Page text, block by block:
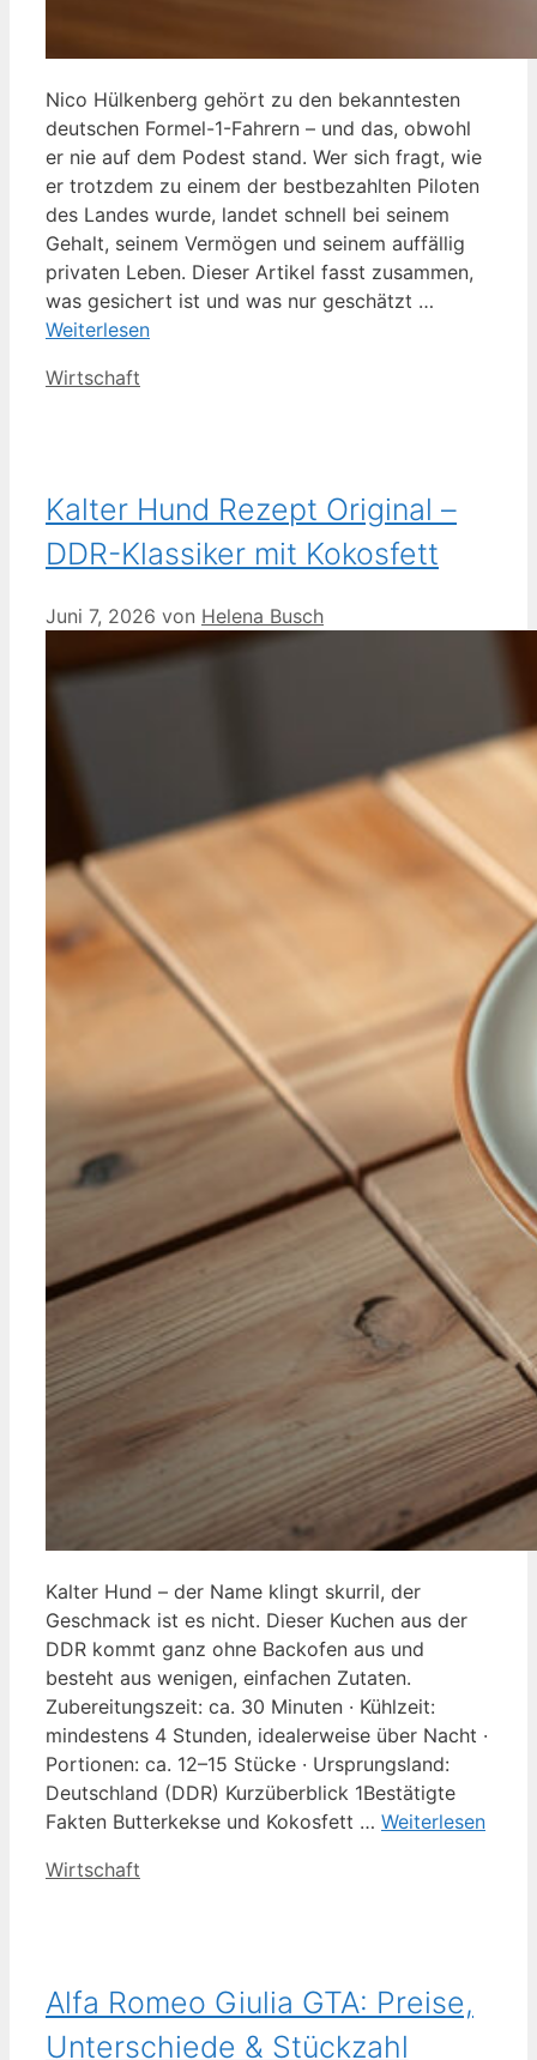
Nico Hülkenberg gehört zu den bekanntesten
deutschen Formel-1-Fahrern – und das, obwohl
er nie auf dem Podest stand. Wer sich fragt, wie
er trotzdem zu einem der bestbezahlten Piloten
des Landes wurde, landet schnell bei seinem
Gehalt, seinem Vermögen und seinem auffällig
privaten Leben. Dieser Artikel fasst zusammen,
was gesichert ist und was nur geschätzt …
Weiterlesen
Kategorien
Wirtschaft
Kalter Hund Rezept Original –
DDR-Klassiker mit Kokosfett
Juni 7, 2026 von Helena Busch
Kalter Hund – der Name klingt skurril, der
Geschmack ist es nicht. Dieser Kuchen aus der
DDR kommt ganz ohne Backofen aus und
besteht aus wenigen, einfachen Zutaten.
Zubereitungszeit: ca. 30 Minuten · Kühlzeit:
mindestens 4 Stunden, idealerweise über Nacht ·
Portionen: ca. 12–15 Stücke · Ursprungsland:
Deutschland (DDR) Kurzüberblick 1Bestätigte
Fakten Butterkekse und Kokosfett … Weiterlesen
Kategorien
Wirtschaft
Alfa Romeo Giulia GTA: Preise,
Unterschiede & Stückzahl